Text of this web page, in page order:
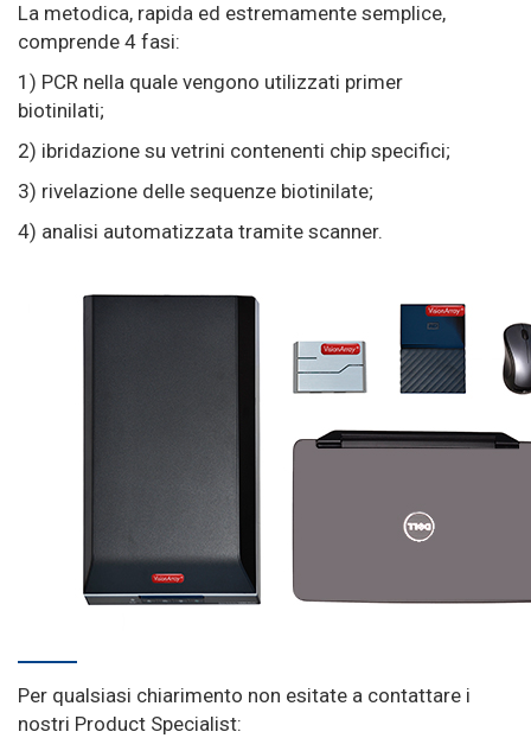
La metodica, rapida ed estremamente semplice,
comprende 4 fasi:
1) PCR nella quale vengono utilizzati primer
biotinilati;
2) ibridazione su vetrini contenenti chip specifici;
3) rivelazione delle sequenze biotinilate;
4) analisi automatizzata tramite scanner.
Per qualsiasi chiarimento non esitate a contattare i
nostri Product Specialist: